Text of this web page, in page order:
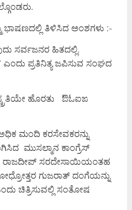
ತಿಳಿಸಿದ ಅಂಶಗಳು :-
ಸರ್ವಜನರ ಹಿತದಲ್ಲಿ.
ಎಂದು ಪ್ರತಿನಿತ್ಯ ಜಪಿಸುವ ಸಂಘದ
ಹೊರತು ಔಓಐಙ
ಮಂದಿ ಕರಸೇವಕರನ್ನು
ಮುಸಲ್ಮಾನ ಕಾಂಗ್ರೆಸ್
ರಾಜದೀಪ್ ಸರದೇಸಾಯಿಯಂತಹ
ಗುಜರಾತ್ ದಂಗೆಯನ್ನು
ಚಿತ್ರಿಸುವಲ್ಲಿ ಸಂತೋಷ